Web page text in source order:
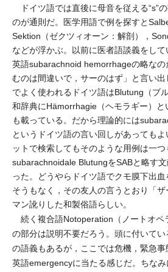
ドイツ語では直後に母音を従える“s”
のが通則だ。医学用語で例を探すと
Sektion（ゼクツィオーン：解剖），
などが浮かぶ。以前に医者語談義をし
英語subarachnoid hemorrhageの略なの
むのは間違いで，サーのはず」と言い
でよく使われるドイツ語はBlutung（ブ
和辞典にHämorrhagie（ヘモラギー）
も載っている。だから理論的には
というドイツ語の言い回しがあっても
ットで検索してもそのような用例は一
subarachnoidale BlutungをSABと略す
った。どうやらドイツ語でクモ膜下出
そうもなく，その友人の言うとおり「
マン訛りした和製俗語らしい。
続く複合語Notoperation（ノートオペ
の部分は説明不要だろう。頭に付いて
の語義もあるが，ここでは危機，緊急事
英語emergencyに当たる感じだ。ちな